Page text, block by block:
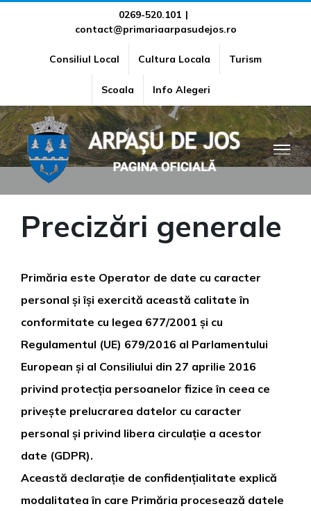
0269-520.101 |
contact@primariaarpasudejos.ro
Consiliul Local Cultura Locala Turism
Scoala Info Alegeri
Politica de confidentialitate
Precizări generale
Primăria este Operator de date cu caracter
personal și își exercită această calitate în
conformitate cu legea 677/2001 și cu
Regulamentul (UE) 679/2016 al Parlamentului
European și al Consiliului din 27 aprilie 2016
privind protecția persoanelor fizice în ceea ce
privește prelucrarea datelor cu caracter
personal și privind libera circulație a acestor
date (GDPR).
Această declarație de confidențialitate explică
modalitatea în care Primăria procesează datele